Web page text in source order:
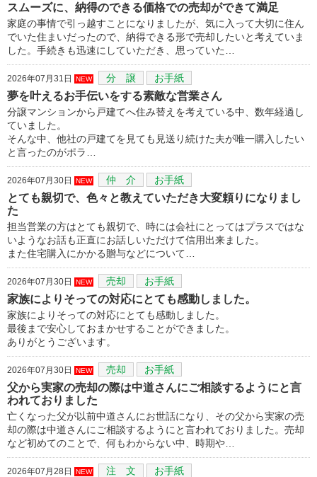
スムーズに、納得のできる価格での売却ができて満足
家庭の事情で引っ越すことになりましたが、気に入って大切に住ん
でいた住まいだったので、納得できる形で売却したいと考えていま
した。手続きも迅速にしていただき、思っていた…
2026年07月31日 NEW 分 譲 お手紙
夢を叶えるお手伝いをする素敵な営業さん
分譲マンションから戸建てへ住み替えを考えている中、数年経過し
ていました。
そんな中、他社の戸建てを見ても見送り続けた夫が唯一購入したい
と言ったのがポラ…
2026年07月30日 NEW 仲 介 お手紙
とても親切で、色々と教えていただき大変頼りになりまし
た
担当営業の方はとても親切で、時には会社にとってはプラスではな
いようなお話も正直にお話しいただけて信用出来ました。
また住宅購入にかかる贈与などについて…
2026年07月30日 NEW 売却 お手紙
家族によりそっての対応にとても感動しました。
家族によりそっての対応にとても感動しました。
最後まで安心しておまかせすることができました。
ありがとうございます。
2026年07月30日 NEW 売却 お手紙
父から実家の売却の際は中道さんにご相談するようにと言
われておりました
亡くなった父が以前中道さんにお世話になり、その父から実家の売
却の際は中道さんにご相談するようにと言われておりました。売却
など初めてのことで、何もわからない中、時期や…
2026年07月28日 NEW 注 文 お手紙